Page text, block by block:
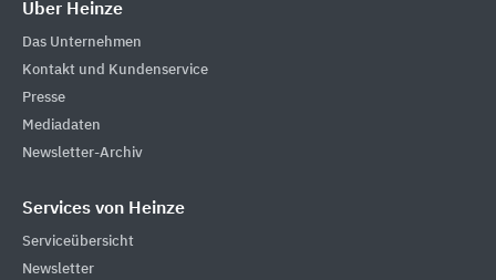
Über Heinze
Das Unternehmen
Kontakt und Kundenservice
Presse
Mediadaten
Newsletter-Archiv
Services von Heinze
Serviceübersicht
Newsletter